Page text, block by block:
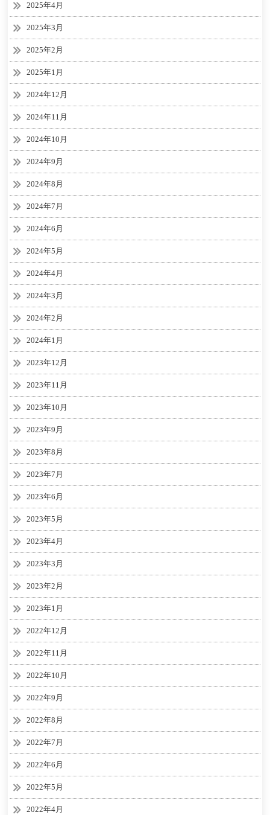
2025年4月
2025年3月
2025年2月
2025年1月
2024年12月
2024年11月
2024年10月
2024年9月
2024年8月
2024年7月
2024年6月
2024年5月
2024年4月
2024年3月
2024年2月
2024年1月
2023年12月
2023年11月
2023年10月
2023年9月
2023年8月
2023年7月
2023年6月
2023年5月
2023年4月
2023年3月
2023年2月
2023年1月
2022年12月
2022年11月
2022年10月
2022年9月
2022年8月
2022年7月
2022年6月
2022年5月
2022年4月